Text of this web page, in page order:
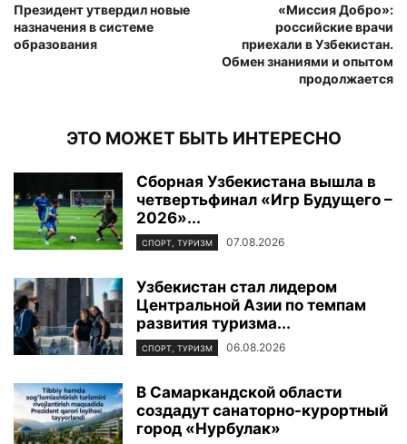
Президент утвердил новые
назначения в системе
образования
«Миссия Добро»:
российские врачи
приехали в Узбекистан.
Обмен знаниями и опытом
продолжается
ЭТО МОЖЕТ БЫТЬ ИНТЕРЕСНО
Сборная Узбекистана вышла в
четвертьфинал «Игр Будущего –
2026»...
СПОРТ, ТУРИЗМ 07.08.2026
Узбекистан стал лидером
Центральной Азии по темпам
развития туризма...
СПОРТ, ТУРИЗМ 06.08.2026
В Самаркандской области
создадут санаторно-курортный
город «Нурбулак»